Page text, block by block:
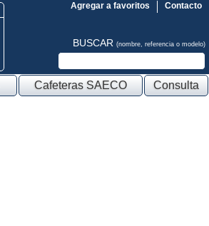
Contacto
Agregar a favoritos
BUSCAR (nombre, referencia o modelo)
Cafeteras SAECO Consulta